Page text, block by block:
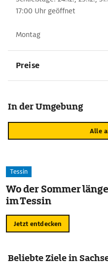
17:00 Uhr geöffnet
Montag
Preise
In der Umgebung
Alle
Tessin
Wo der Sommer
im Tessin
Jetzt entdecken
Beliebte Ziele in